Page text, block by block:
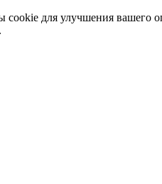
для улучшения вашего